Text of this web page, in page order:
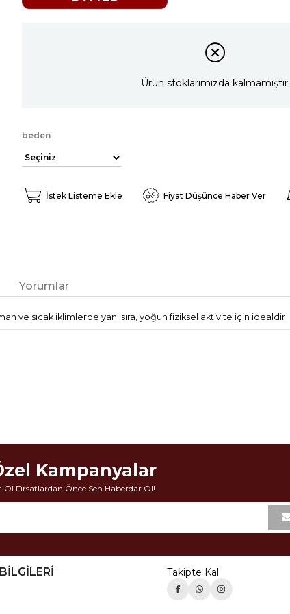
Ürün stoklarımızda kalmamıştır.
beden
İstek Listeme Ekle Fiyat Düşünce Haber Ver
Yorumlar
ve sıcak iklimlerde yanı sıra, yoğun fiziksel aktivite için idealdir
Kampanyalar
Ol Fırsatlardan Önce Sen Haberdar Ol!
Takipte Kal